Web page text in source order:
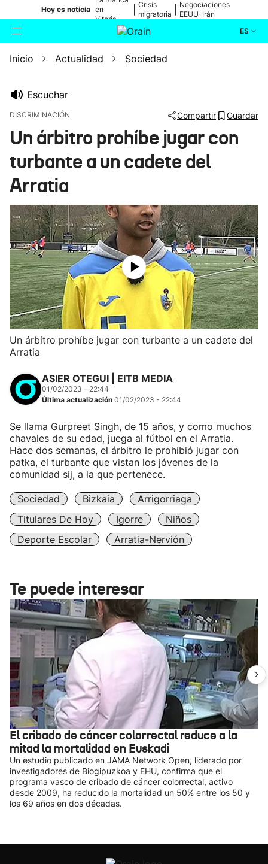
Hoy es noticia en
Vitoria-
Gasteiz
Crisis
migratoria
Negociaciones
EEUU-Irán
ES
Buscador Actualidad
Ikusmiran
Inicio Actualidad Sociedad
Escuchar
DISCRIMINACIÓN Compartir Guardar
Un árbitro prohíbe jugar con
turbante a un cadete del
Arratia
Un árbitro prohíbe jugar con turbante a un cadete del
Arratia
ASIER OTEGUI | EITB MEDIA
01/02/2023 - 22:44
Última actualización 01/02/2023 - 22:44
Se llama Gurpreet Singh, de 15 años, y como muchos
chavales de su edad, juega al fútbol en el Arratia.
Hace dos semanas, el árbitro le prohibió jugar con
patka, el turbante que vistan los jóvenes de la
comunidad sij, a la que pertenece.
Sociedad Bizkaia
Arrigorriaga
Titulares De Hoy
Igorre
Niños
Deporte Escolar
Arratia-Nervión
Te puede interesar
El cribado de cáncer colorrectal reduce a la
mitad la mortalidad en Euskadi
Un estudio publicado en JAMA Network Open, liderado por
investigadores de Biogipuzkoa y EHU, confirma que el
programa vasco de cribado de cáncer colorrectal, activo
desde 2009, ha reducido la mortalidad un 50% entre los 50 y
los 69 años en dos décadas.